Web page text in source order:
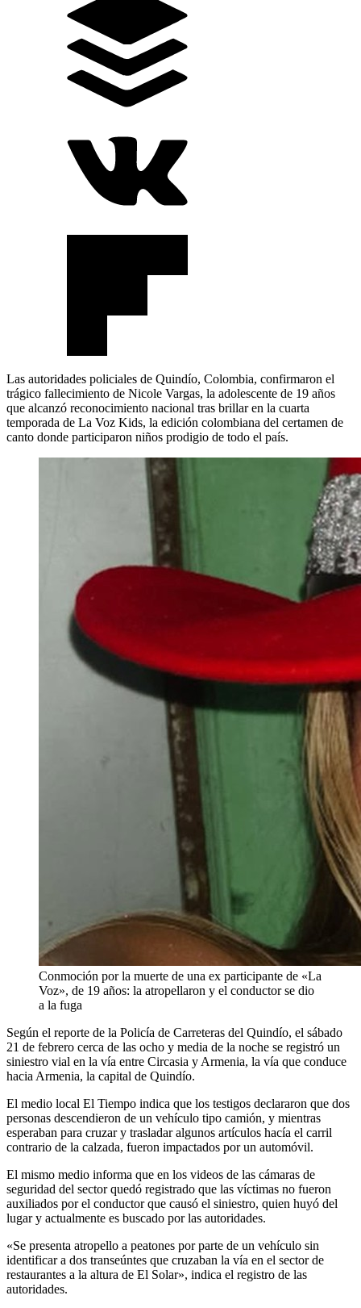
Las autoridades policiales de Quindío, Colombia, confirmaron el
trágico fallecimiento de Nicole Vargas, la adolescente de 19 años
que alcanzó reconocimiento nacional tras brillar en la cuarta
temporada de La Voz Kids, la edición colombiana del certamen de
canto donde participaron niños prodigio de todo el país.
Conmoción por la muerte de una ex participante de «La
Voz», de 19 años: la atropellaron y el conductor se dio
a la fuga
Según el reporte de la Policía de Carreteras del Quindío, el sábado
21 de febrero cerca de las ocho y media de la noche se registró un
siniestro vial en la vía entre Circasia y Armenia, la vía que conduce
hacia Armenia, la capital de Quindío.
El medio local El Tiempo indica que los testigos declararon que dos
personas descendieron de un vehículo tipo camión, y mientras
esperaban para cruzar y trasladar algunos artículos hacía el carril
contrario de la calzada, fueron impactados por un automóvil.
El mismo medio informa que en los videos de las cámaras de
seguridad del sector quedó registrado que las víctimas no fueron
auxiliados por el conductor que causó el siniestro, quien huyó del
lugar y actualmente es buscado por las autoridades.
«Se presenta atropello a peatones por parte de un vehículo sin
identificar a dos transeúntes que cruzaban la vía en el sector de
restaurantes a la altura de El Solar», indica el registro de las
autoridades.